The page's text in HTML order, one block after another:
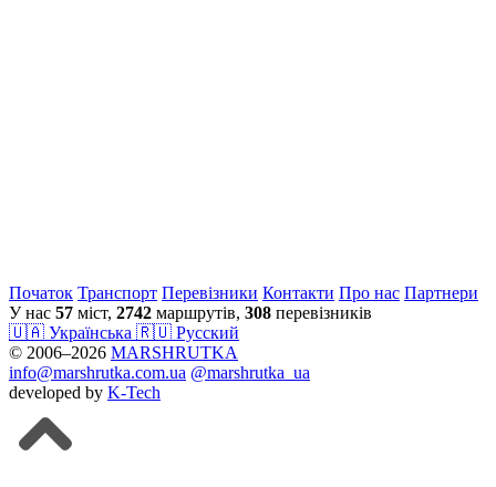
Початок Транспорт Перевiзники Контакти Про нас Партнери
У нас 57 міст, 2742 маршрутів, 308 перевізників
🇺🇦 Українська 🇷🇺 Русский
© 2006–2026 MARSHRUTKA
info@marshrutka.com.ua @marshrutka_ua
developed by K-Tech